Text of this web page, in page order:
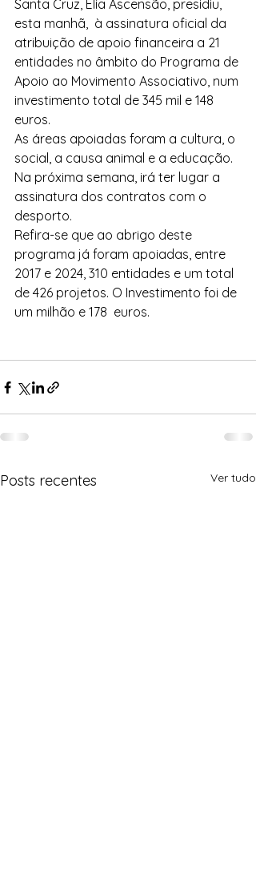
Santa Cruz, Élia Ascensão, presidiu,
esta manhã,  à assinatura oficial da
atribuição de apoio financeira a 21
entidades no âmbito do Programa de
Apoio ao Movimento Associativo, num
investimento total de 345 mil e 148
euros.
As áreas apoiadas foram a cultura, o
social, a causa animal e a educação.
Na próxima semana, irá ter lugar a
assinatura dos contratos com o
desporto.
Refira-se que ao abrigo deste
programa já foram apoiadas, entre
2017 e 2024, 310 entidades e um total
de 426 projetos. O Investimento foi de
um milhão e 178  euros.
Posts recentes Ver tudo